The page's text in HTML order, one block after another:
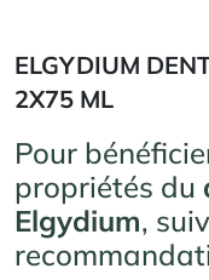
ELGYDIUM
2X75 ML
Pour
propriétés du
Elgydium,